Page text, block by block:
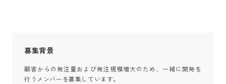
募集背景
顧客からの発注量および発注規模増大のため、一緒に開発を
行うメンバーを募集しています。